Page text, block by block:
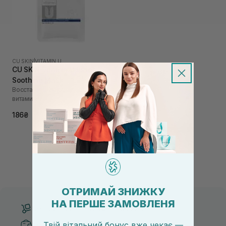
CU SKIN|VITAMIN U
CU SKIN Vitamin U Essence
Soothing Mask
Восстанавливающая маска с
витамином U
186₴
Бесплатная доставка от 3000 UAH
ОТРИМАЙ ЗНИЖКУ
НА ПЕРШЕ ЗАМОВЛЕНЯ